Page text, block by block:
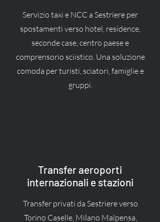
Servizio taxi e NCC a Sestriere per
spostamenti verso hotel, residence,
seconde case, centro paese e
comprensorio sciistico. Una soluzione
comoda per turisti, sciatori, famiglie e
gruppi.
Transfer aeroporti
internazionali e stazioni
Transfer privati da Sestriere verso
Torino Caselle, Milano Malpensa,